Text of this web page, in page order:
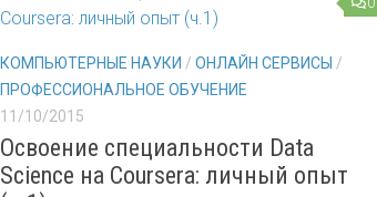
0
КОМПЬЮТЕРНЫЕ НАУКИ / ОНЛАЙН СЕРВИСЫ /
ПРОФЕССИОНАЛЬНОЕ ОБУЧЕНИЕ
11/10/2015
Освоение специальности Data
Science на Coursera: личный опыт